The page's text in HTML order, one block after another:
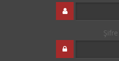
Şifre